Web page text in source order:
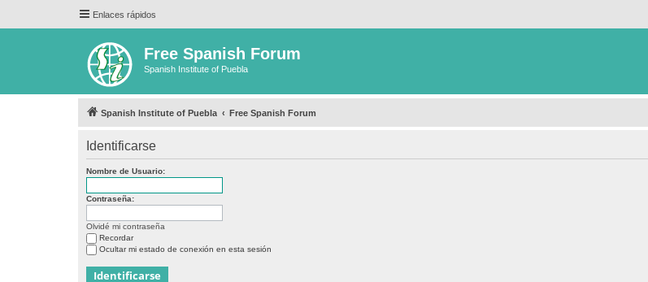
Enlaces rápidos
Free Spanish Forum
Spanish Institute of Puebla
Spanish Institute of Puebla Free Spanish Forum
Identificarse
Nombre de Usuario:
Contraseña:
Olvidé mi contraseña
Recordar
Ocultar mi estado de conexión en esta sesión